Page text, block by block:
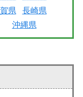
県
長崎県
沖縄県